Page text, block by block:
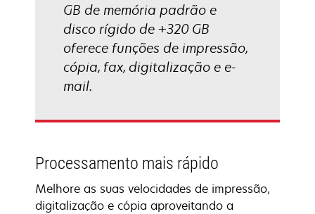
GB de memória padrão e
disco rígido de +320 GB
oferece funções de impressão,
cópia, fax, digitalização e e-
mail.
Processamento mais rápido
Melhore as suas velocidades de impressão,
digitalização e cópia aproveitando a